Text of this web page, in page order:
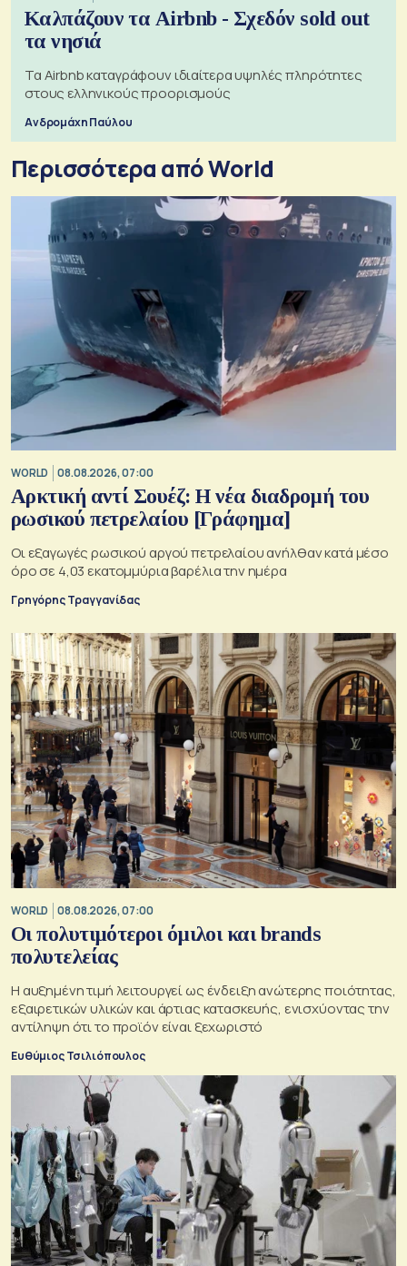
Καλπάζουν τα Airbnb - Σχεδόν sold out
τα νησιά
Τα Airbnb καταγράφουν ιδιαίτερα υψηλές πληρότητες
στους ελληνικούς προορισμούς
Ανδρομάχη Παύλου
Περισσότερα από World
WORLD 08.08.2026, 07:00
Αρκτική αντί Σουέζ: Η νέα διαδρομή του
ρωσικού πετρελαίου [Γράφημα]
Οι εξαγωγές ρωσικού αργού πετρελαίου ανήλθαν κατά μέσο
όρο σε 4,03 εκατομμύρια βαρέλια την ημέρα
Γρηγόρης Τραγγανίδας
WORLD 08.08.2026, 07:00
Οι πολυτιμότεροι όμιλοι και brands
πολυτελείας
Η αυξημένη τιμή λειτουργεί ως ένδειξη ανώτερης ποιότητας,
εξαιρετικών υλικών και άρτιας κατασκευής, ενισχύοντας την
αντίληψη ότι το προϊόν είναι ξεχωριστό
Ευθύμιος Τσιλιόπουλος